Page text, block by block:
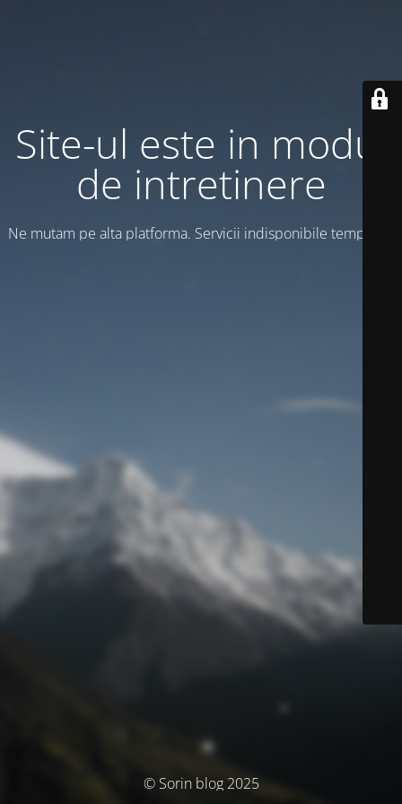
Site-ul este in modul
de intretinere
Ne mutam pe alta platforma. Servicii indisponibile temporar!
© Sorin blog 2025